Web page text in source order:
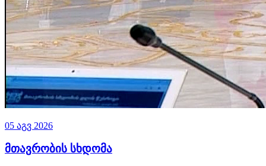
05 აგვ 2026
მთავრობის სხდომა